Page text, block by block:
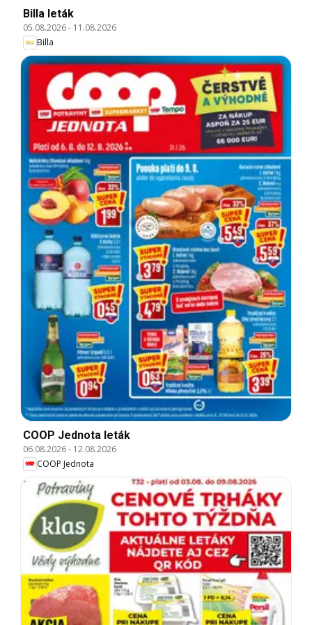
Billa leták
05.08.2026- 11.08.2026
Billa
COOP Jednota leták
06.08.2026- 12.08.2026
COOP Jednota